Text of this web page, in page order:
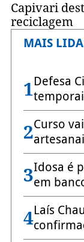
Capivari
reciclagem
MAIS
1Defesa
2Curso
3Idosa é
em
4Laís